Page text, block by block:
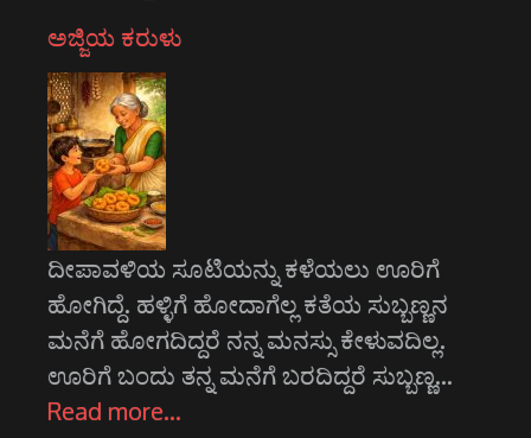
ಅಜ್ಜಿಯ ಕರುಳು
ದೀಪಾವಳಿಯ ಸೂಟಿಯನ್ನು ಕಳೆಯಲು ಊರಿಗೆ
ಹೋಗಿದ್ದೆ. ಹಳ್ಳಿಗೆ ಹೋದಾಗೆಲ್ಲ ಕತೆಯ ಸುಬ್ಬಣ್ಣನ
ಮನೆಗೆ ಹೋಗದಿದ್ದರೆ ನನ್ನ ಮನಸ್ಸು ಕೇಳುವದಿಲ್ಲ.
ಊರಿಗೆ ಬಂದು ತನ್ನ ಮನೆಗೆ ಬರದಿದ್ದರೆ ಸುಬ್ಬಣ್ಣ…
Read more…